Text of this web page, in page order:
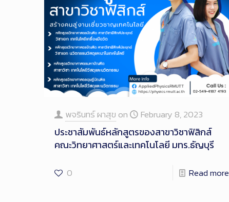
พจรินทร์ ผาสุข on February 8, 2023
ประชาสัมพันธ์หลักสูตรของสาขาวิชาฟิสิกส์
คณะวิทยาศาสตร์และเทคโนโลยี มทร.ธัญบุรี
0 Read more